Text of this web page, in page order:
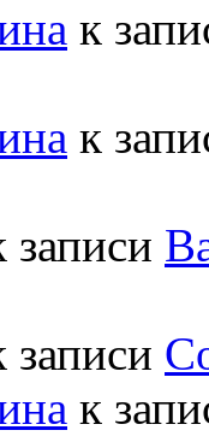
к
к
записи
записи
к